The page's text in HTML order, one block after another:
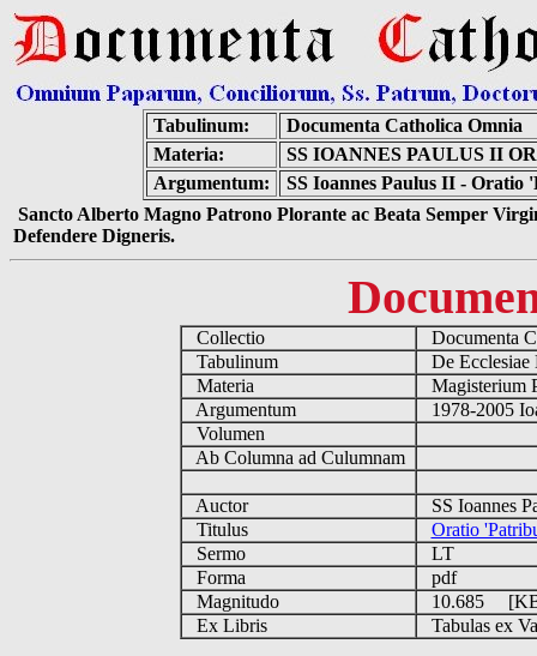
Tabulinum:
Documenta Catholica Omnia
Materia:
SS IOANNES PAULUS II
Argumentum:
SS Ioannes Paulus II - Oratio
Sancto Alberto Magno Patrono Plorante ac Beata Semper
Defendere Digneris.
Collectio
Documenta
Tabulinum
De
Materia
Magisterium
Argumentum
1978-2005
Volumen
Ab Columna ad Culumnam
Auctor
SS Ioannes
Titulus
Oratio
Sermo
LT
Forma
pdf
Magnitudo
10.685
Ex Libris
Tabulas ex